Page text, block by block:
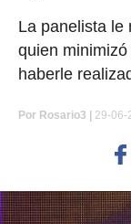
La panelista le
quien
haberle
Por Rosario3 | 29-06-